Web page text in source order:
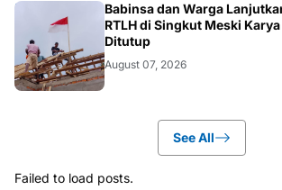
Babinsa dan Warga
RTLH di Singkut Meski
Ditutup
August 07, 2026
See All
Failed to load posts.